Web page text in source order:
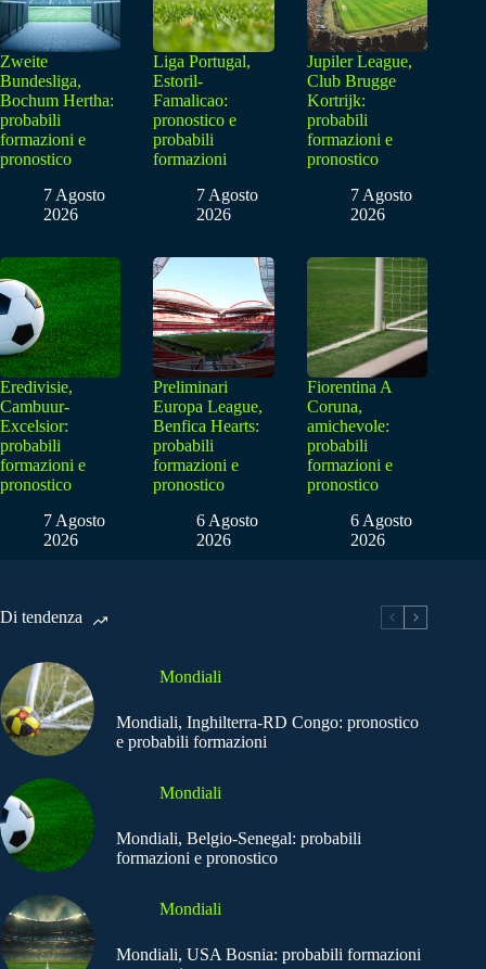
Zweite
Bundesliga,
Bochum Hertha:
probabili
formazioni e
pronostico
7 Agosto
2026
Liga Portugal,
Estoril-
Famalicao:
pronostico e
probabili
formazioni
7 Agosto
2026
Jupiler League,
Club Brugge
Kortrijk:
probabili
formazioni e
pronostico
7 Agosto
2026
Eredivisie,
Cambuur-
Excelsior:
probabili
formazioni e
pronostico
7 Agosto
2026
Preliminari
Europa League,
Benfica Hearts:
probabili
formazioni e
pronostico
6 Agosto
2026
Fiorentina A
Coruna,
amichevole:
probabili
formazioni e
pronostico
6 Agosto
2026
Di tendenza
Mondiali
Mondiali, Inghilterra-RD Congo: pronostico
e probabili formazioni
Mondiali
Mondiali, Belgio-Senegal: probabili
formazioni e pronostico
Mondiali
Mondiali, USA Bosnia: probabili formazioni